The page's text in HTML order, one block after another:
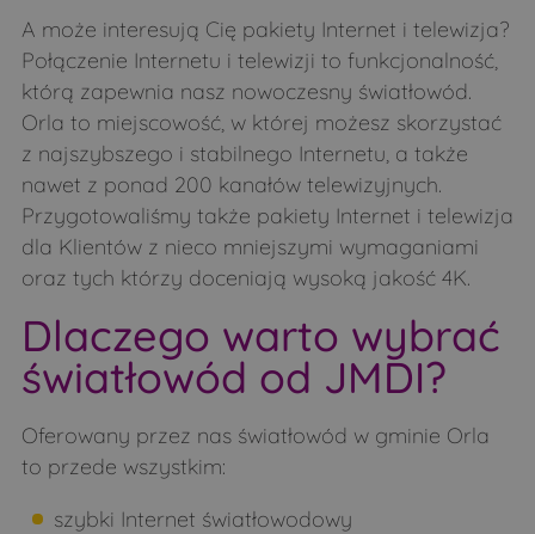
Samułki Duże
Samułki Małe
Sasiny
Siemichocze
Siemiony
Sieniewice
Śledzianów
Smarklice
Smolugi
Smorczewo
Stare Bagińskie
Stare Moczydły
Świdry
Świrydy
Sytki
Szastały
Szczyty-Dzięciołowo
Szczyty-Nowodwory
Teremiski
Tokary
A może interesują Cię pakiety Internet i telewizja?
Połączenie Internetu i telewizji to funkcjonalność,
którą zapewnia nasz nowoczesny światłowód.
Orla to miejscowość, w której możesz skorzystać
z najszybszego i stabilnego Internetu, a także
nawet z ponad 200 kanałów telewizyjnych.
Przygotowaliśmy także pakiety Internet i telewizja
dla Klientów z nieco mniejszymi wymaganiami
oraz tych którzy doceniają wysoką jakość 4K.
Dlaczego warto wybrać
światłowód od JMDI?
Oferowany przez nas światłowód w gminie Orla
to przede wszystkim:
szybki Internet światłowodowy